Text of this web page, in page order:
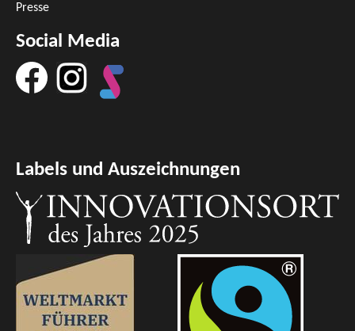
Presse
Social Media
Labels und Auszeichnungen